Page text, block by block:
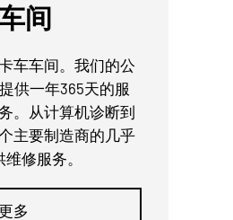
间
车车间。我们的公
供一年365天的服
。从计算机诊断到
主要制造商的几乎
修服务。
多